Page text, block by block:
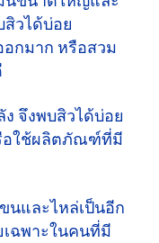
สิวได้บ่อย
กมาก หรือสวม
จึงพบสิวได้บ่อย
อใช้ผลิตภัณฑ์ที่มี
นและไหล่เป็นอีก
ฉพาะในคนที่มี